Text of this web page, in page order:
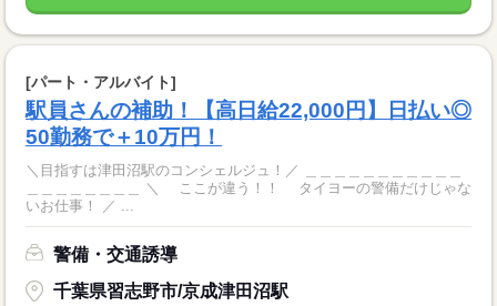
[パート・アルバイト]
駅員さんの補助！【高日給22,000円】日払い◎
50勤務で＋10万円！
＼目指すは津田沼駅のコンシェルジュ！／ ＿＿＿＿＿＿＿＿＿＿＿
いお仕事！ ／ ...
警備・交通誘導
千葉県習志野市/京成津田沼駅